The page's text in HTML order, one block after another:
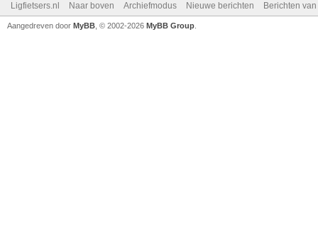
Ligfietsers.nl Naar boven Archiefmodus Nieuwe berichten Berichten
Aangedreven door MyBB , © 2002-2026 MyBB Group